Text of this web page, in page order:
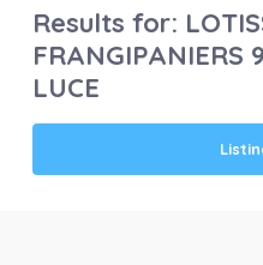
Results for:
FRANGIPANIERS
LUCE